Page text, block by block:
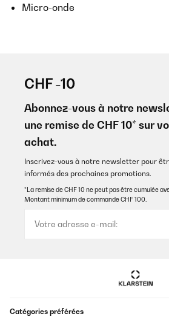
Micro-onde
CHF -10
Abonnez-vous à notre
une remise de CHF 10* sur
achat.
Inscrivez-vous à notre newsletter pour
informés des prochaines promotions.
*La remise de CHF 10 ne peut pas être cumulée
Montant minimum de commande CHF 100.
Catégories préférées